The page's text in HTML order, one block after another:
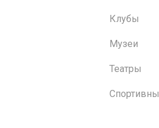
Клубы
Музеи
Театры